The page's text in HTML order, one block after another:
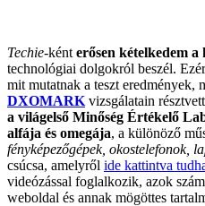
Techie-ként erősen kételkedem a
technológiai dolgokról beszél.
mit mutatnak a teszt eredmények,
DXOMARK vizsgálatain
a világelső Minőség Értékelő
alfája és omegája, a különöző
fényképezőgépek, okostelefonok,
csúcsa, amelyről ide kattintva
videózással foglalkozik, azok
weboldal és annak mögöttes